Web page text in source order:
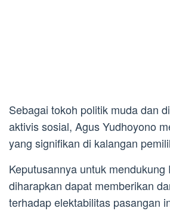
Sebagai tokoh politik muda dan
aktivis sosial, Agus Yudhoyono
yang signifikan di kalangan
Keputusannya untuk mendukung
diharapkan dapat memberikan
terhadap elektabilitas pasangan